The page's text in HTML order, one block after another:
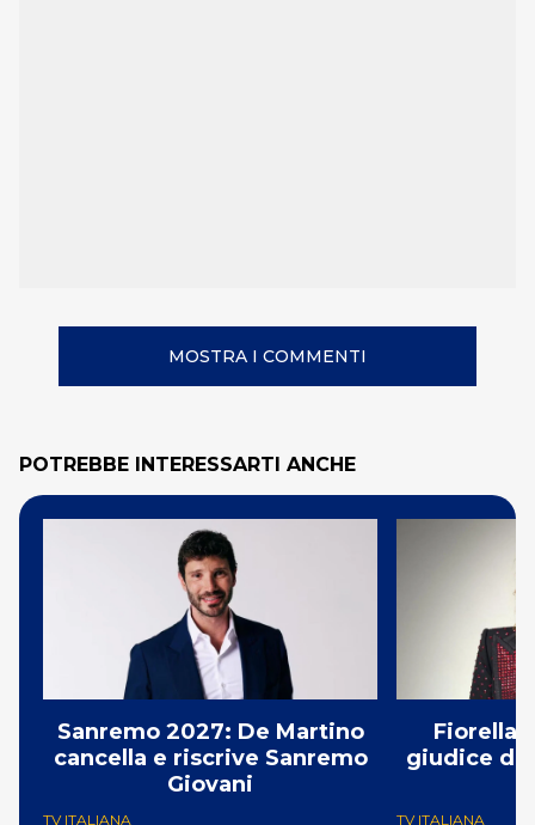
MOSTRA I COMMENTI
POTREBBE INTERESSARTI ANCHE
Sanremo 2027: De Martino
cancella e riscrive Sanremo
Giovani
TV ITALIANA
Fiorella
giudice di
TV ITALIANA